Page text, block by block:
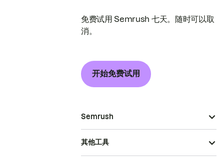
免费试用 Semrush 七天。随时可以取
消。
开始免费试用
Semrush
其他工具